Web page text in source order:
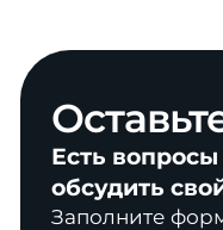
Есть
обсудить
Заполните